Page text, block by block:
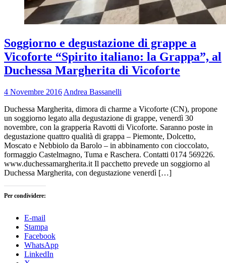
Soggiorno e degustazione di grappe a
Vicoforte “Spirito italiano: la Grappa”, al
Duchessa Margherita di Vicoforte
4 Novembre 2016 Andrea Bassanelli
Duchessa Margherita, dimora di charme a Vicoforte (CN), propone
un soggiorno legato alla degustazione di grappe, venerdì 30
novembre, con la grapperia Ravotti di Vicoforte. Saranno poste in
degustazione quattro qualità di grappa – Piemonte, Dolcetto,
Moscato e Nebbiolo da Barolo – in abbinamento con cioccolato,
formaggio Castelmagno, Tuma e Raschera. Contatti 0174 569226.
www.duchessamargherita.it Il pacchetto prevede un soggiorno al
Duchessa Margherita, con degustazione venerdì […]
Per condividere:
E-mail
Stampa
Facebook
WhatsApp
LinkedIn